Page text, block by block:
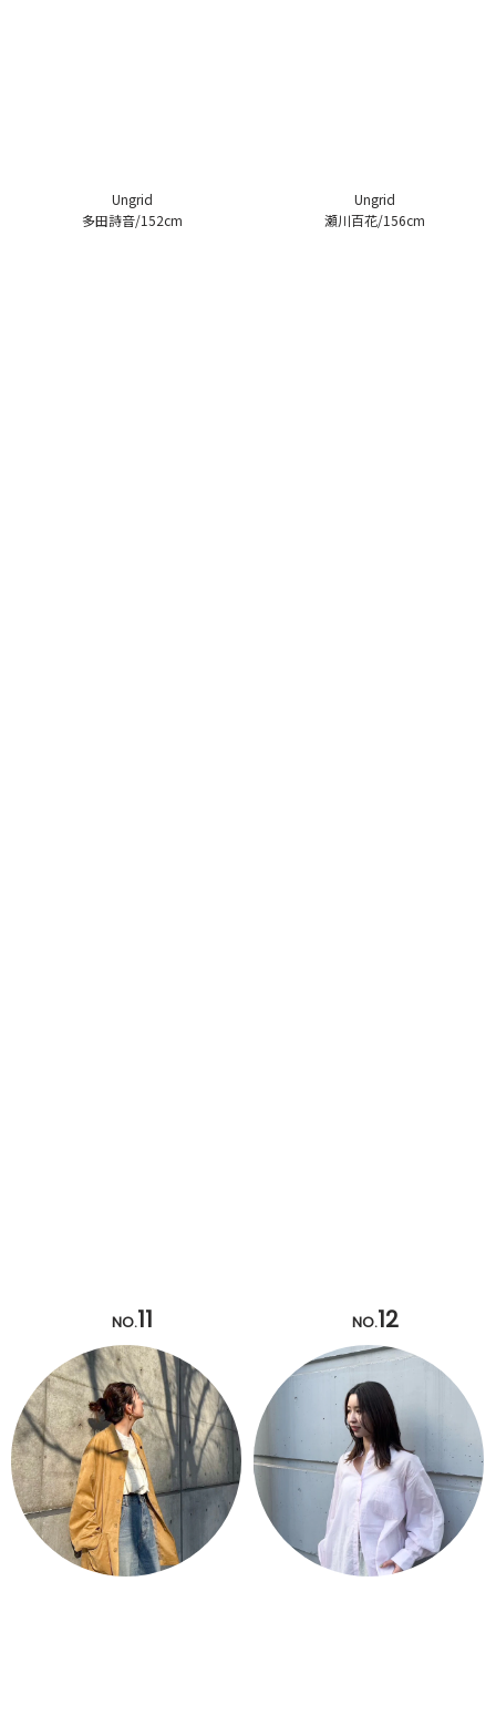
Ungrid
多田詩音/152cm
Ungrid
瀬川百花/156cm
NO.11 NO.12